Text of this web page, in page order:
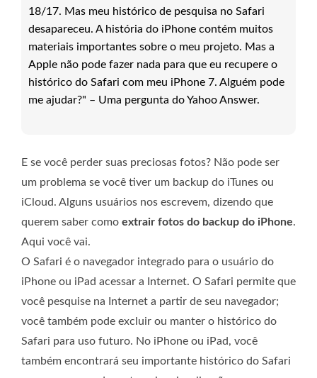
18/17. Mas meu histórico de pesquisa no Safari
desapareceu. A história do iPhone contém muitos
materiais importantes sobre o meu projeto. Mas a
Apple não pode fazer nada para que eu recupere o
histórico do Safari com meu iPhone 7. Alguém pode
me ajudar?" – Uma pergunta do Yahoo Answer.
E se você perder suas preciosas fotos? Não pode ser
um problema se você tiver um backup do iTunes ou
iCloud. Alguns usuários nos escrevem, dizendo que
querem saber como extrair fotos do backup do iPhone.
Aqui você vai.
O Safari é o navegador integrado para o usuário do
iPhone ou iPad acessar a Internet. O Safari permite que
você pesquise na Internet a partir de seu navegador;
você também pode excluir ou manter o histórico do
Safari para uso futuro. No iPhone ou iPad, você
também encontrará seu importante histórico do Safari